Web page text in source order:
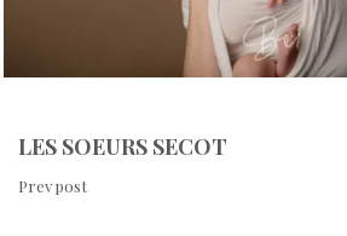
LES SOEURS SECOT
Prev post